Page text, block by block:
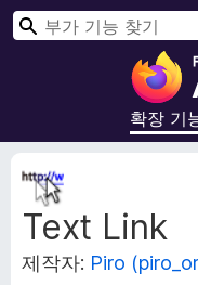
확장 기
검
Text Link
제작자: Piro
확
장
메
타
데